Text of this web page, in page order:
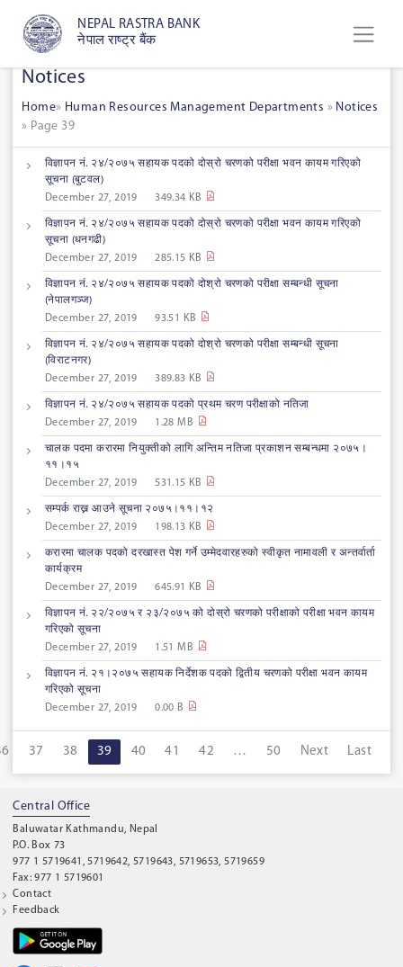
NEPAL RASTRA BANK
नेपाल राष्ट्र बैंक
Notices
Home» Human Resources Management Departments » Notices
» Page 39
विज्ञापन नं. २४/२०७५ सहायक पदको दोस्रो चरणको परीक्षा भवन कायम गरिएको
सूचना (बुटवल)
December 27, 2019
349.34 KB
विज्ञापन नं. २४/२०७५ सहायक पदको दोस्रो चरणको परीक्षा भवन कायम गरिएको
सूचना (धनगढी)
December 27, 2019
285.15 KB
विज्ञापन नं. २४/२०७५ सहायक पदको दोश्रो चरणको परीक्षा सम्बन्धी सूचना
(नेपालगञ्ज)
December 27, 2019
93.51 KB
विज्ञापन नं. २४/२०७५ सहायक पदको दोश्रो चरणको परीक्षा सम्बन्धी सूचना
(विराटनगर)
December 27, 2019
389.83 KB
विज्ञापन नं. २४/२०७५ सहायक पदको प्रथम चरण परीक्षाको नतिजा
December 27, 2019
1.28 MB
चालक पदमा करारमा नियुक्तीको लागि अन्तिम नतिजा प्रकाशन सम्बन्धमा २०७५।
११।१५
December 27, 2019
531.15 KB
सम्पर्क राख्न आउने सूचना २०७५।११।१२
December 27, 2019
198.13 KB
करारमा चालक पदको दरखास्त पेश गर्ने उम्मेदवारहरुको स्वीकृत नामावली र अन्तर्वार्ता
कार्यक्रम
December 27, 2019
645.91 KB
विज्ञापन नं. २२/२०७५ र २३/२०७५ को दोस्रो चरणको परीक्षाको परीक्षा भवन कायम
गरिएको सूचना
December 27, 2019
1.51 MB
विज्ञापन नं. २१।२०७५ सहायक निर्देशक पदको द्वितीय चरणको परीक्षा भवन कायम
गरिएको सूचना
December 27, 2019
0.00 B
37 38 39 40 41 42 … 50 Next Last
Central Office
Baluwatar Kathmandu, Nepal
P.O. Box 73
977 1 5719641, 5719642, 5719643, 5719653, 5719659
Fax: 977 1 5719601
Contact
Feedback